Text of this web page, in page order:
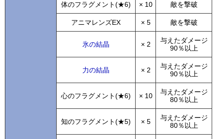
体のフラグメント(★6) × 10 敵を撃破
アニマレンズEX × 5 敵を撃破
氷の結晶 × 2
与えたダメージ
90％以上
力の結晶 × 2
与えたダメージ
90％以上
心のフラグメント(★6) × 10
与えたダメージ
80％以上
知のフラグメント(★5) × 5
与えたダメージ
80％以上